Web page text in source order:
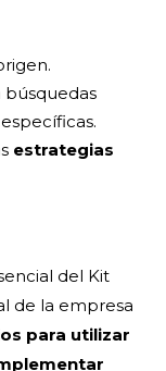
búsquedas
específicas.
estrategias
del Kit
de la empresa
para utilizar